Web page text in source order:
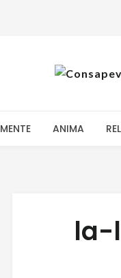
MENTE ANIMA
la-